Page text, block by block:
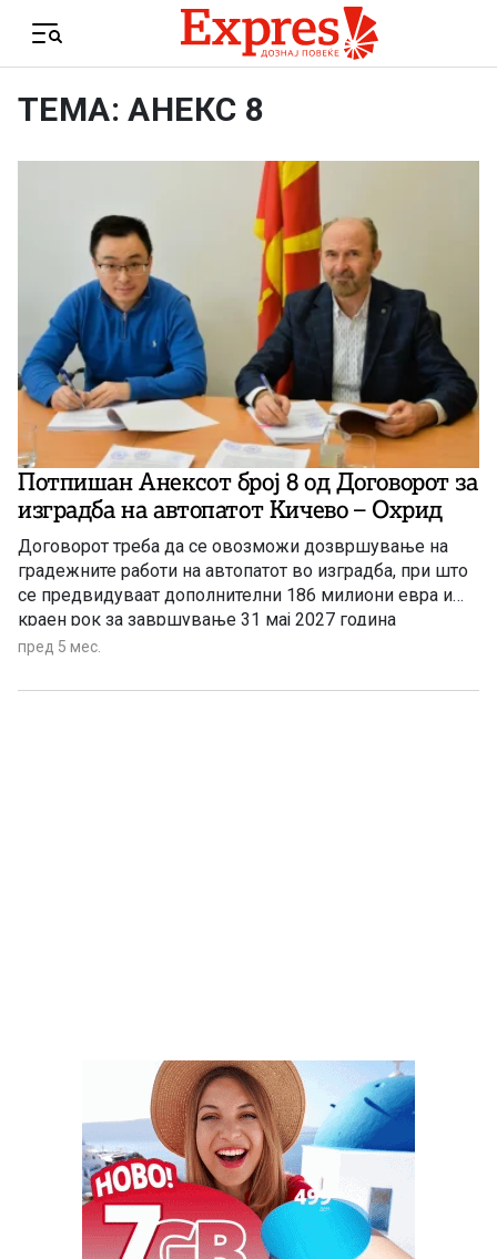
Menu
ТЕМА: АНЕКС 8
Потпишан Анексот број 8 од Договорот за
изградба на автопатот Кичево – Охрид
Договорот треба да се овозможи дозвршување на
градежните работи на автопатот во изградба, при што
се предвидуваат дополнителни 186 милиони евра и
краен рок за завршување 31 мај 2027 година
пред 5 мес.